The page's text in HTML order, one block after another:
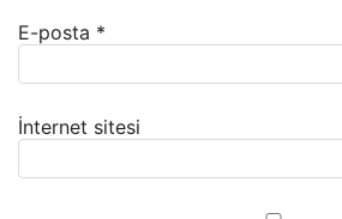
E-posta *
İnternet sitesi